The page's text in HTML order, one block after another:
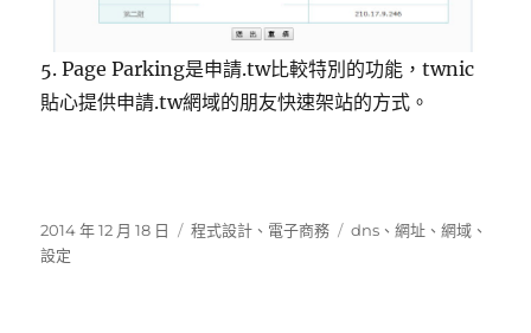
5. Page Parking是申請.tw比較特別的功能，twnic
貼心提供申請.tw網域的朋友快速架站的方式。
發
佈
2014 年 12 月 18 日
分
程式設計 、 電子商務
標
dns 、網址 、網域 、
設定